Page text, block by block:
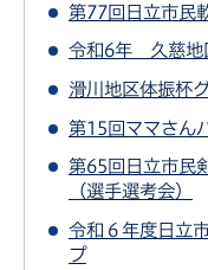
第77回日立市民
令和6年 久慈地
滑川地区体振杯
第15回ママさん
第65回日立市民
（選手選考会）
令和６年度日立
プ